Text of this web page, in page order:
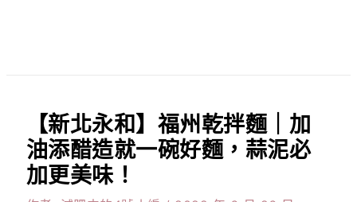
【新北永和】福州乾拌麵｜加
油添醋造就一碗好麵，蒜泥必
加更美味！